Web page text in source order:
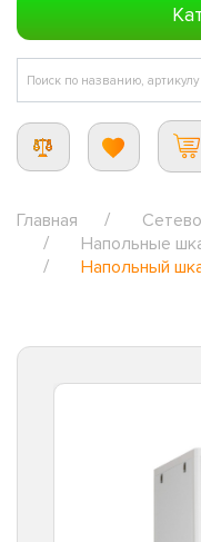
Главная
Напольные
Напольный